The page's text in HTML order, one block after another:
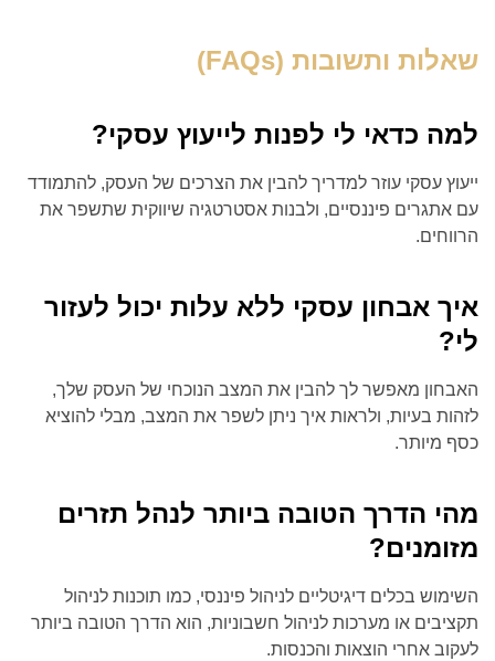
שאלות ותשובות (FAQs)
למה כדאי לי לפנות לייעוץ עסקי?
ייעוץ עסקי עוזר למדריך להבין את הצרכים של העסק, להתמודד
עם אתגרים פיננסיים, ולבנות אסטרטגיה שיווקית שתשפר את
הרווחים.
איך אבחון עסקי ללא עלות יכול לעזור
לי?
האבחון מאפשר לך להבין את המצב הנוכחי של העסק שלך,
לזהות בעיות, ולראות איך ניתן לשפר את המצב, מבלי להוציא
כסף מיותר.
מהי הדרך הטובה ביותר לנהל תזרים
מזומנים?
השימוש בכלים דיגיטליים לניהול פיננסי, כמו תוכנות לניהול
תקציבים או מערכות לניהול חשבוניות, הוא הדרך הטובה ביותר
לעקוב אחרי הוצאות והכנסות.